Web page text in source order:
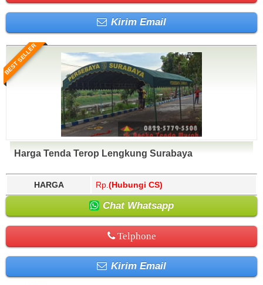
Kirim Email
BEST SELLER
Harga Tenda Terop Lengkung Surabaya
HARGA Rp. (Hubungi CS)
Chat Whatsapp
Telphone
Kirim Email